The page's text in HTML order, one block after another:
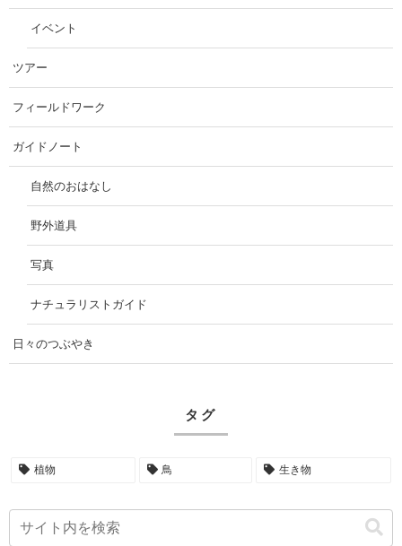
イベント
ツアー
フィールドワーク
ガイドノート
自然のおはなし
野外道具
写真
ナチュラリストガイド
日々のつぶやき
タグ
植物 鳥 生き物